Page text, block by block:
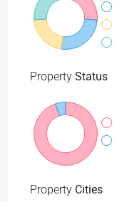
Property Status
Property Cities